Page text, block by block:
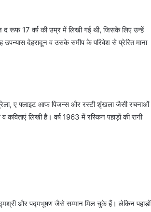
रूफ 17 वर्ष की उम्र में लिखी गई थी, जिसके लिए उन्हें
देहरादून व उसके समीप के परिवेश से प्रेरित माना
ए फ्लाइट आफ पिजन्स और रस्टी शृंखला जैसी रचनाओं
लिखी हैं। वर्ष 1963 में रस्किन पहाड़ों की रानी
पद्मश्री और पद्मभूषण जैसे सम्मान मिल चुके हैं। लेकिन पहाड़ों